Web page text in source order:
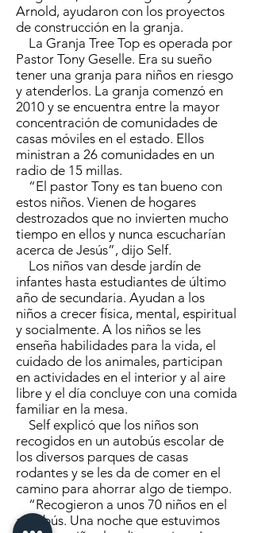
Arnold, ayudaron con los proyectos
de construcción en la granja.
La Granja Tree Top es operada por
Pastor Tony Geselle. Era su sueño
tener una granja para niños en riesgo
y atenderlos. La granja comenzó en
2010 y se encuentra entre la mayor
concentración de comunidades de
casas móviles en el estado. Ellos
ministran a 26 comunidades en un
radio de 15 millas.
“El pastor Tony es tan bueno con
estos niños. Vienen de hogares
destrozados que no invierten mucho
tiempo en ellos y nunca escucharían
acerca de Jesús”, dijo Self.
Los niños van desde jardín de
infantes hasta estudiantes de último
año de secundaria. Ayudan a los
niños a crecer física, mental, espiritual
y socialmente. A los niños se les
enseña habilidades para la vida, el
cuidado de los animales, participan
en actividades en el interior y al aire
libre y el día concluye con una comida
familiar en la mesa.
Self explicó que los niños son
recogidos en un autobús escolar de
los diversos parques de casas
rodantes y se les da de comer en el
camino para ahorrar algo de tiempo.
“Recogieron a unos 70 niños en el
autobús. Una noche que estuvimos